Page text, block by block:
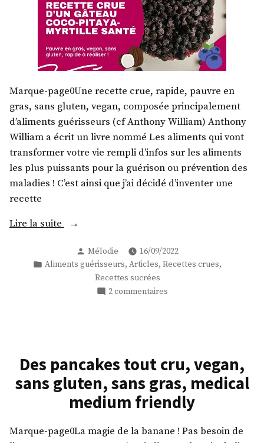
Marque-page0Une recette crue, rapide, pauvre en
gras, sans gluten, vegan, composée principalement
d’aliments guérisseurs (cf Anthony William) Anthony
William a écrit un livre nommé Les aliments qui vont
transformer votre vie rempli d’infos sur les aliments
les plus puissants pour la guérison ou prévention des
maladies ! C’est ainsi que j’ai décidé d’inventer une
recette
Lire la suite
« Gâteau
coco-
pitaya-
myrtilles
aux
ingrédients
guérisseurs
! »
Publié
par
Mélodie
16/09/2022
Publié
Aliments guérisseurs, Articles, Recettes crues,
Recettes sucrées
2 commentairessur
santé
pauvre
gras
ingrédients
Des pancakes tout cru, vegan,
sans gluten, sans gras, medical
medium friendly
Marque-page0La magie de la banane ! Pas besoin de